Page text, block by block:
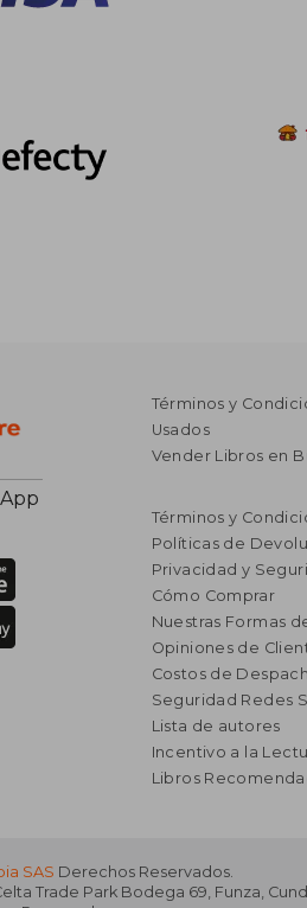
Términos y
Usados
Vender Libros en
Términos y
Políticas de
Privacidad y
Cómo Comprar
Nuestras Formas
Opiniones de
Costos de
Seguridad Redes
Lista de autores
Incentivo a la
Libros
SAS Derechos Reservados.
Trade Park Bodega 69 Funza